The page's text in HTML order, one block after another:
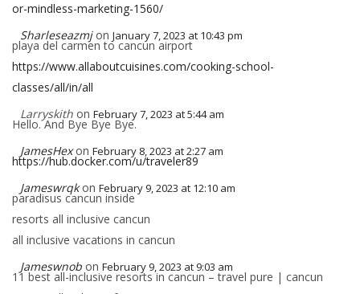
or-mindless-marketing-1560/
Sharleseazmj on January 7, 2023 at 10:43 pm
playa del carmen to cancun airport
https://www.allaboutcuisines.com/cooking-school-
classes/all/in/all
Larryskith on February 7, 2023 at 5:44 am
Hello. And Bye Bye Bye.
JamesHex on February 8, 2023 at 2:27 am
https://hub.docker.com/u/traveler89
Jameswrqk on February 9, 2023 at 12:10 am
paradisus cancun inside
resorts all inclusive cancun
all inclusive vacations in cancun
Jameswnob on February 9, 2023 at 9:03 am
11 best all-inclusive resorts in cancun – travel pure | cancun